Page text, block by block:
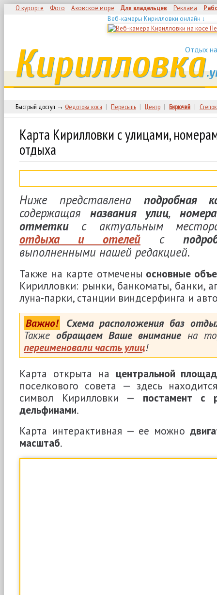
О курорте Фото Азовское море Для владельцев Реклама
Веб-камеры Кирилловки онлайн ↓
Отдых
Кирилловка
Быстрый доступ → Федотова коса | Пересыпь | Центр | Бирючий | Степок
Карта Кирилловки с улицами,
отдыха
Ниже представлена подробная
содержащая названия улиц,
отметки с актуальным
отдыха и отелей с
выполненными нашей редакцией.
Также на карте отмечены основные
Кирилловки: рынки, банкоматы, банки,
луна-парки, станции виндсерфинга и
Важно!
Схема расположения баз
Также обращаем Ваше внимание на
переименовали часть улиц!
Карта открыта на центральной
поселкового совета — здесь
символ Кирилловки — постамент с
дельфинами.
Карта интерактивная — ее можно
масштаб.